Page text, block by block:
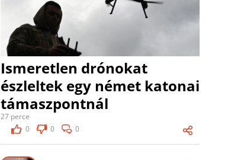
Ismeretlen drónokat
észleltek egy német katonai
támaszpontnál
27 perce
0
0 0